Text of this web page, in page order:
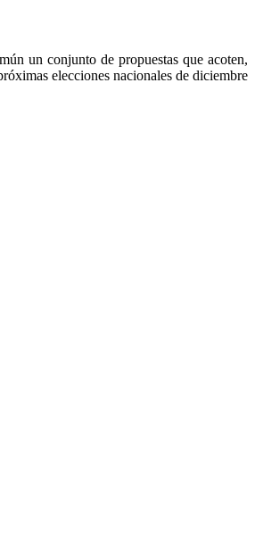
un conjunto de propuestas que acoten,
elecciones nacionales de diciembre